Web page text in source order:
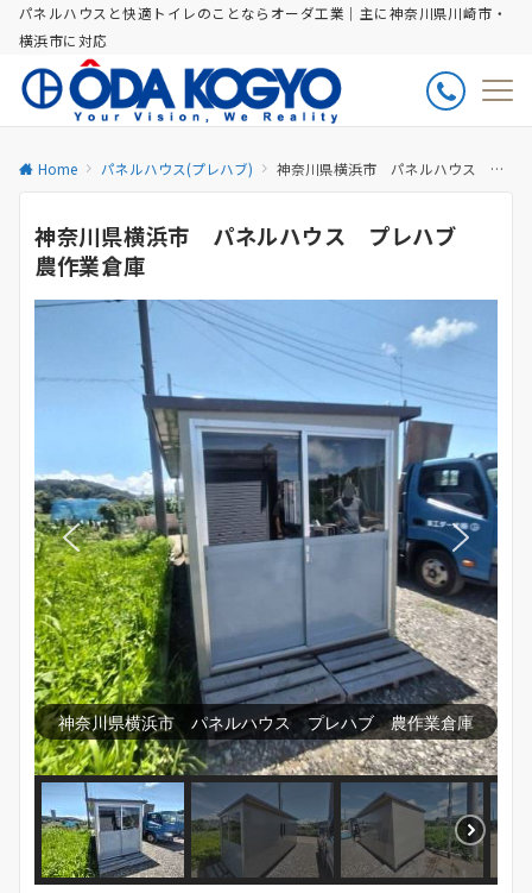
パネルハウスと快適トイレのことならオーダ工業｜主に神奈川県川崎市・
横浜市に対応
Home パネルハウス(プレハブ) 神奈川県横浜市 パネルハウス プレハブ 農作業倉庫
神奈川県横浜市 パネルハウス プレハブ
農作業倉庫
神奈川県横浜市 パネルハウス プレハブ 農作業倉庫